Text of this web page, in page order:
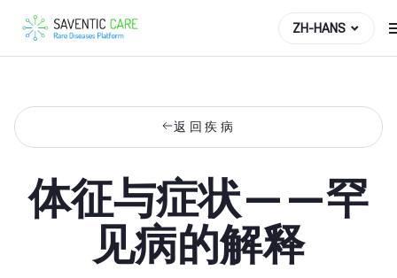
ZH-HANS
返回疾病
体征与症状——罕
见病的解释